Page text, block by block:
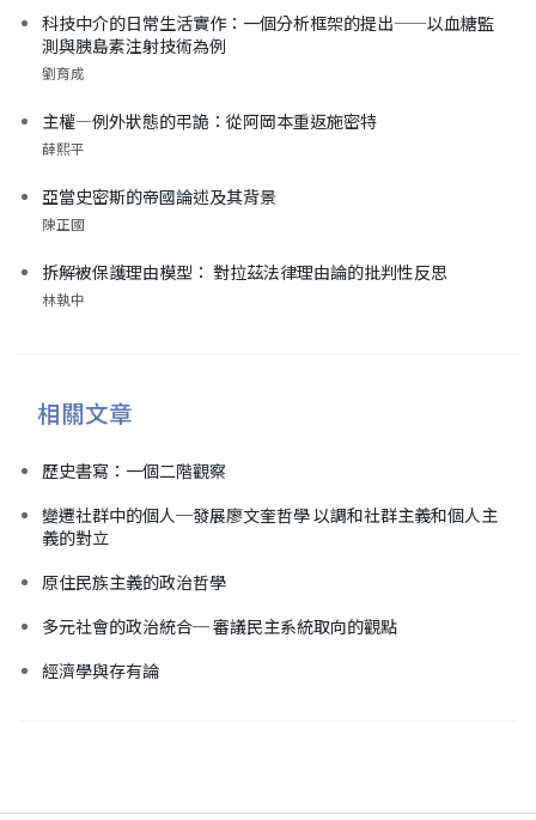
科技中介的日常生活實作：一個分析框架的提出——以血糖監
測與胰島素注射技術為例
劉育成
主權—例外狀態的弔詭：從阿岡本重返施密特
薛熙平
亞當史密斯的帝國論述及其背景
陳正國
拆解被保護理由模型： 對拉茲法律理由論的批判性反思
林執中
相關文章
歷史書寫：一個二階觀察
變遷社群中的個人─發展廖文奎哲學 以調和社群主義和個人主
義的對立
原住民族主義的政治哲學
多元社會的政治統合─ 審議民主系統取向的觀點
經濟學與存有論